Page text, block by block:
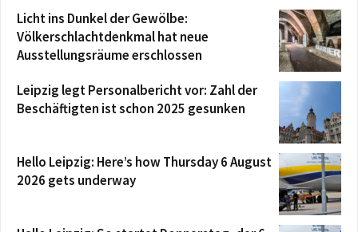
Licht ins Dunkel der Gewölbe:
Völkerschlachtdenkmal hat neue
Ausstellungsräume erschlossen
Leipzig legt Personalbericht vor: Zahl der
Beschäftigten ist schon 2025 gesunken
Hello Leipzig: Here’s how Thursday 6 August
2026 gets underway